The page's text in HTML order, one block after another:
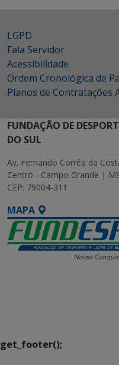
LGPD
Fala Servidor
Acessibilidade
Ordem Cronológica de
Planos de Contratações
FUNDAÇÃO DE
DO SUL
Av. Fernando Corrêa da
Centro - Campo Grande |
CEP: 79004-311
MAPA
get_footer();